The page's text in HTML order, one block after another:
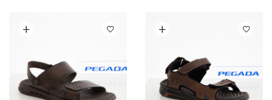
opções Ver opções